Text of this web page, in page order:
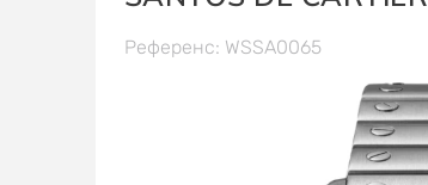
Референс: WSSA0065